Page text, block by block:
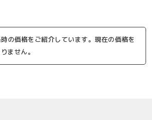
の価格をご紹介しています。現在の価格を
ません。